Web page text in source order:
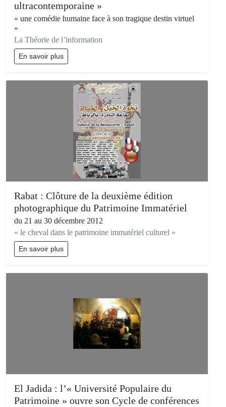
ultracontemporaine »
« une comédie humaine face à son tragique destin virtuel
»
La Théorie de l’information
En savoir plus
Rabat : Clôture de la deuxième édition
photographique du Patrimoine Immatériel
du 21 au 30 décembre 2012
« le cheval dans le patrimoine immatériel culturel »
En savoir plus
El Jadida : l’« Université Populaire du
Patrimoine » ouvre son Cycle de conférences